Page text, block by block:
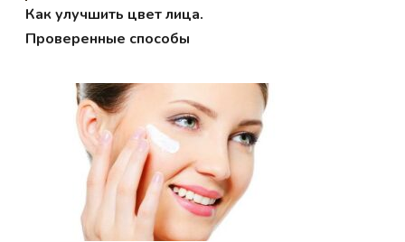
Как улучшить цвет лица.
Проверенные способы